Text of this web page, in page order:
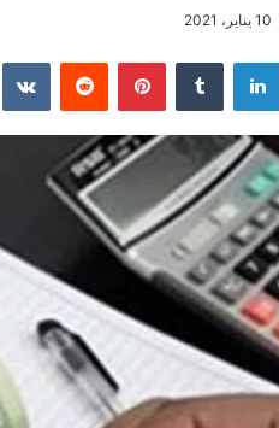
10 يناير، 2021
لينكدإن بينتيريست